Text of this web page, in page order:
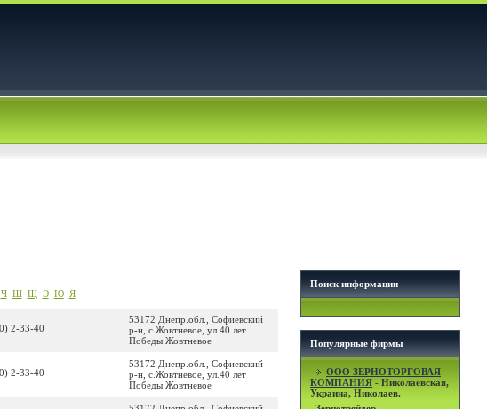
Ч Ш Щ Э Ю Я
2-33-40
53172 Днепр.обл., Софиевский
р-н, с.Жовтневое, ул.40 лет
Победы Жовтневое
2-33-40
53172 Днепр.обл., Софиевский
р-н, с.Жовтневое, ул.40 лет
Победы Жовтневое
Поиск информации
Популярные фирмы
OOO ЗЕРНОТОРГОВАЯ
КОМПАНИЯ - Николаевская,
Украина, Николаев.